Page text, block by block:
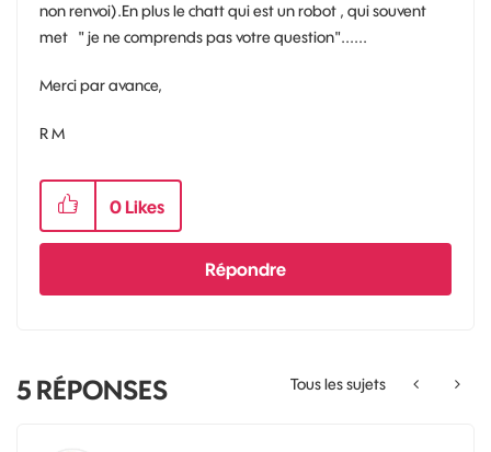
non renvoi).En plus le chatt qui est un robot , qui souvent
met " je ne comprends pas votre question"......
Merci par avance,
R M
0 Likes
Répondre
Tous les sujets
5 RÉPONSES